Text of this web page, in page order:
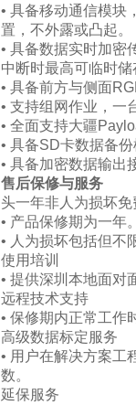
• 具备移动通信模块
置，不外露或凸起。
• 具备数据实时加密
中断时最高可临时
• 具备前方与侧面
• 支持组网作业，一
• 全面支持大疆
• 具备SD卡数据备
• 具备加密数据输出
售后保修与服务
头一年非人为损坏
• 产品保修期为一年
• 人为损坏包括但不
使用培训
• 提供深圳本地面对
远程技术支持
• 保修期内正常工作
高级数据标定服务
• 用户在解决方案工
数。
延保服务